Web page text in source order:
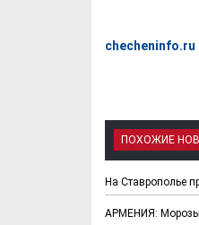
checheninfo.ru
ПОХОЖИЕ
На Ставрополье
АРМЕНИЯ: Морозы